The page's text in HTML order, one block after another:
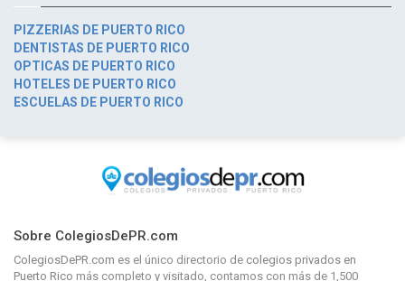
PIZZERIAS DE PUERTO RICO
DENTISTAS DE PUERTO RICO
OPTICAS DE PUERTO RICO
HOTELES DE PUERTO RICO
ESCUELAS DE PUERTO RICO
Sobre ColegiosDePR.com
ColegiosDePR.com es el único directorio de colegios privados en
Puerto Rico más completo y visitado, contamos con más de 1,500